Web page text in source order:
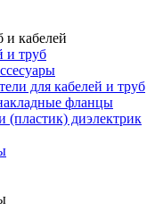
и кабелей
и труб
для кабелей и труб
фланцы
(пластик) диэлектрик